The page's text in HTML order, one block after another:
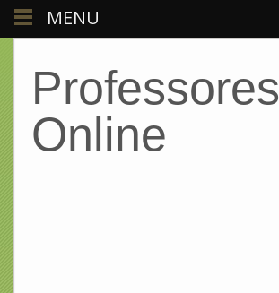
Professores
Online
MENU